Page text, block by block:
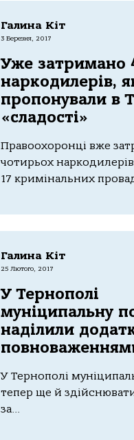
Галина Кіт
3 Березня, 2017
Уже затримано
наркодилерів,
пропонували в
«сладості»
Правоохоронці вже
чотирьох
17 кримінальних
Галина Кіт
25 Лютого, 2017
У Тернополі
муніципальну
наділили
У Тернополі
тепер ще й
за...